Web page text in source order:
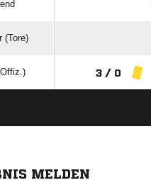
(Tore)
3 / 0
MELDEN